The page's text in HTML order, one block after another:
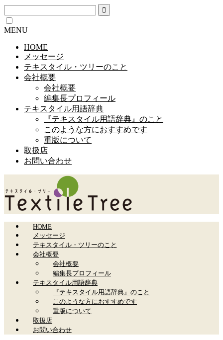
MENU
HOME
メッセージ
テキスタイル・ツリーのこと
会社概要
会社概要
編集長プロフィール
テキスタイル用語辞典
『テキスタイル用語辞典』のこと
このような方におすすめです
重版について
取扱店
お問い合わせ
HOME
メッセージ
テキスタイル・ツリーのこと
会社概要
会社概要
編集長プロフィール
テキスタイル用語辞典
『テキスタイル用語辞典』のこと
このような方におすすめです
重版について
取扱店
お問い合わせ